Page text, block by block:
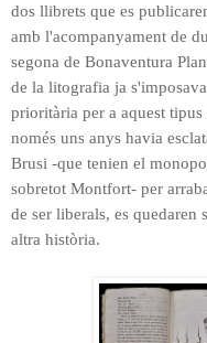
dos llibrets que es
amb l'acompanyament de
segona de Bonaventura
de la litografia ja
prioritària per a aquest
només uns anys havia
Brusi -que tenien el
sobretot Montfort- per
de ser liberals, es quedaren
altra història.